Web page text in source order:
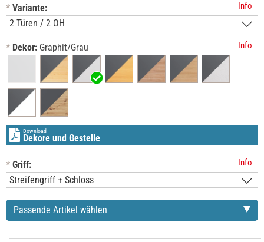
* Variante: Info
* Dekor: Graphit/Grau Info
Download
Dekore und Gestelle
* Griff: Info
Passende Artikel wählen